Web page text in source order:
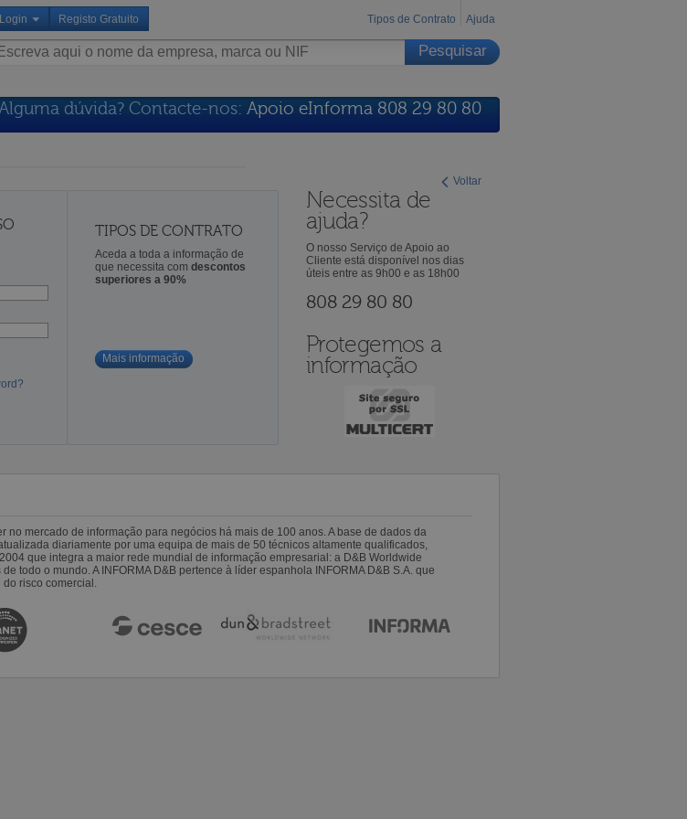
Login Registo Gratuito Tipos de Contrato Ajuda
dúvida? Contacte-nos: Apoio eInforma 808 29 80 80
Voltar
TIPOS DE CONTRATO
Aceda a toda a informação de
que necessita comdescontos
superiores a 90%
Mais informação
Necessita de
ajuda?
O nosso Serviço de Apoio ao
Cliente está disponível nos dias
úteis entre as 9h00 e as 18h00
808 29 80 80
Protegemos a
informação
no mercado de informação para negócios há mais de 100 anos. A base de dados da
diariamente por uma equipa de mais de 50 técnicos altamente qualificados,
que integra a maior rede mundial de informação empresarial: a D&B Worldwide
todo o mundo. A INFORMA D&B pertence à líder espanhola INFORMA D&B S.A. que
risco comercial.